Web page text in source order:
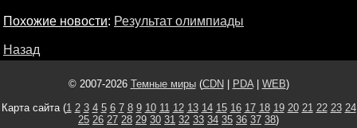
Похожие новости: Результат олимпиады
Назад
© 2007-2026 Темные миры(CDN PDA| WEB)
Карта сайта (1 2 3 4 5 6 7 8 9 10 11 12 13 14 15 16 17 18 19 20 21 22 23 24
25 26 27 28 29 30 31 32 33 34 35 36 37 38)